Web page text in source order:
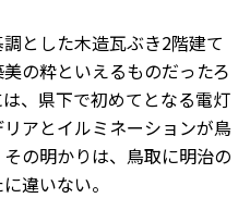
とした木造瓦ぶき2階建て
の粋といえるものだったろ
、県下で初めてとなる電灯
アとイルミネーションが鳥
の明かりは、鳥取に明治の
違いない。